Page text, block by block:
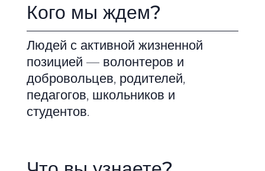
Кого мы ждем?
Людей с активной жизненной
позицией — волонтеров и
добровольцев, родителей,
педагогов, школьников и
студентов.